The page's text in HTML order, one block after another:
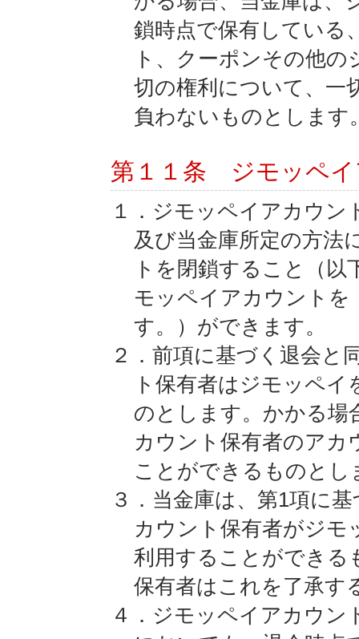
鎖時点で保有している
ト、クーポンその他
切の権利について、一
負わないものとします
第１１条 ジモッペイ
１．ジモッペイアカウン
及び当金庫所定の方法
トを閉鎖すること（
モッペイアカウントを
す。）ができます。
２．前項に基づく退会と
ト保有者はジモッペ
のとします。かかる場
カウント保有者のアカ
ことができるものとし
３．当金庫は、第1項に
カウント保有者がジモ
利用することができる
保有者はこれを了承す
４．ジモッペイアカウン